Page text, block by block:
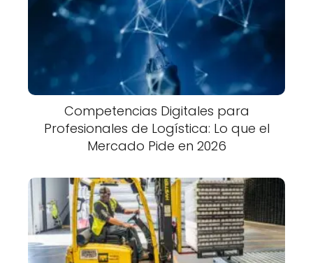
Competencias Digitales para
Profesionales de Logística: Lo que el
Mercado Pide en 2026